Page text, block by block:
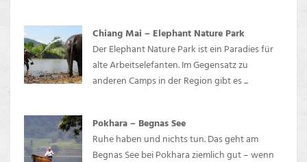
Chiang Mai – Elephant Nature Park
Der Elephant Nature Park ist ein Paradies für
alte Arbeitselefanten. Im Gegensatz zu
anderen Camps in der Region gibt es ...
Pokhara – Begnas See
Ruhe haben und nichts tun. Das geht am
Begnas See bei Pokhara ziemlich gut – wenn